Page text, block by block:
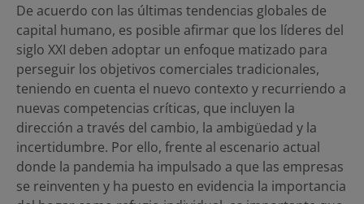
De acuerdo con las últimas tendencias globales de
capital humano, es posible afirmar que los líderes del
siglo XXI deben adoptar un enfoque matizado para
perseguir los objetivos comerciales tradicionales,
teniendo en cuenta el nuevo contexto y recurriendo a
nuevas competencias críticas, que incluyen la
dirección a través del cambio, la ambigüedad y la
incertidumbre. Por ello, frente al escenario actual
donde la pandemia ha impulsado a que las empresas
se reinventen y ha puesto en evidencia la importancia